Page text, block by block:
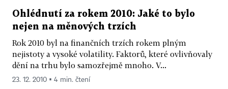
Ohlédnutí za rokem 2010: Jaké to bylo
nejen na měnových trzích
Rok 2010 byl na finančních trzích rokem plným
nejistoty a vysoké volatility. Faktorů, které ovlivňovaly
dění na trhu bylo samozřejmě mnoho. V...
23. 12. 2010 ▪ 4 min. čtení